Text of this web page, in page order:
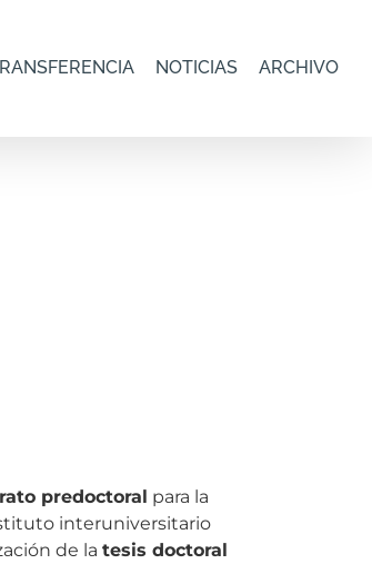
NOTICIAS ARCHIVO
predoctoral para la
interuniversitario
de la tesis doctoral